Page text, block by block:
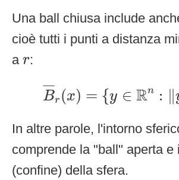
Una ball chiusa include
cioè tutti i punti a distanza
a r
r :
¯¯¯¯
Br (x) = {y ∈ Rn : ∥
In altre parole, l'intorno
comprende la "ball" aperta e
(confine) della sfera.